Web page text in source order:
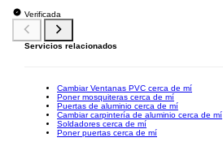
Verificada
Servicios relacionados
Cambiar Ventanas PVC cerca de mí
Poner mosquiteras cerca de mí
Puertas de aluminio cerca de mí
Cambiar carpintería de aluminio cerca de mí
Soldadores cerca de mí
Poner puertas cerca de mí